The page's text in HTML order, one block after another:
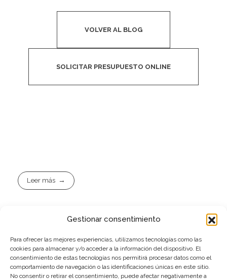
Gestionar consentimiento
Para ofrecer las mejores experiencias, utilizamos tecnologías como las
cookies para almacenar y/o acceder a la información del dispositivo. El
consentimiento de estas tecnologías nos permitirá procesar datos como el
comportamiento de navegación o las identificaciones únicas en este sitio.
No consentir o retirar el consentimiento, puede afectar negativamente a
VOLVER AL BLOG
SOLICITAR PRESUPUESTO ONLINE
Leer más
@conceptocirco33
@yoe333
@infamousbure33
@conceptocirco